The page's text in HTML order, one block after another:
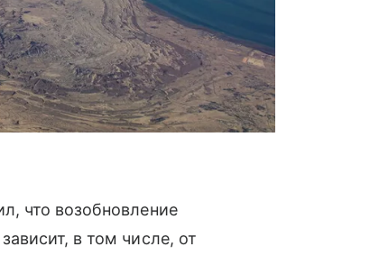
что возобновление
в том числе, от